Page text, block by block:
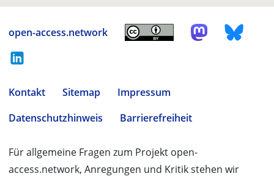
open-access.network
Kontakt Sitemap
Impressum
Datenschutzhinweis
Barrierefreiheit
Für allgemeine Fragen zum Projekt open-
access.network, Anregungen und Kritik stehen wir